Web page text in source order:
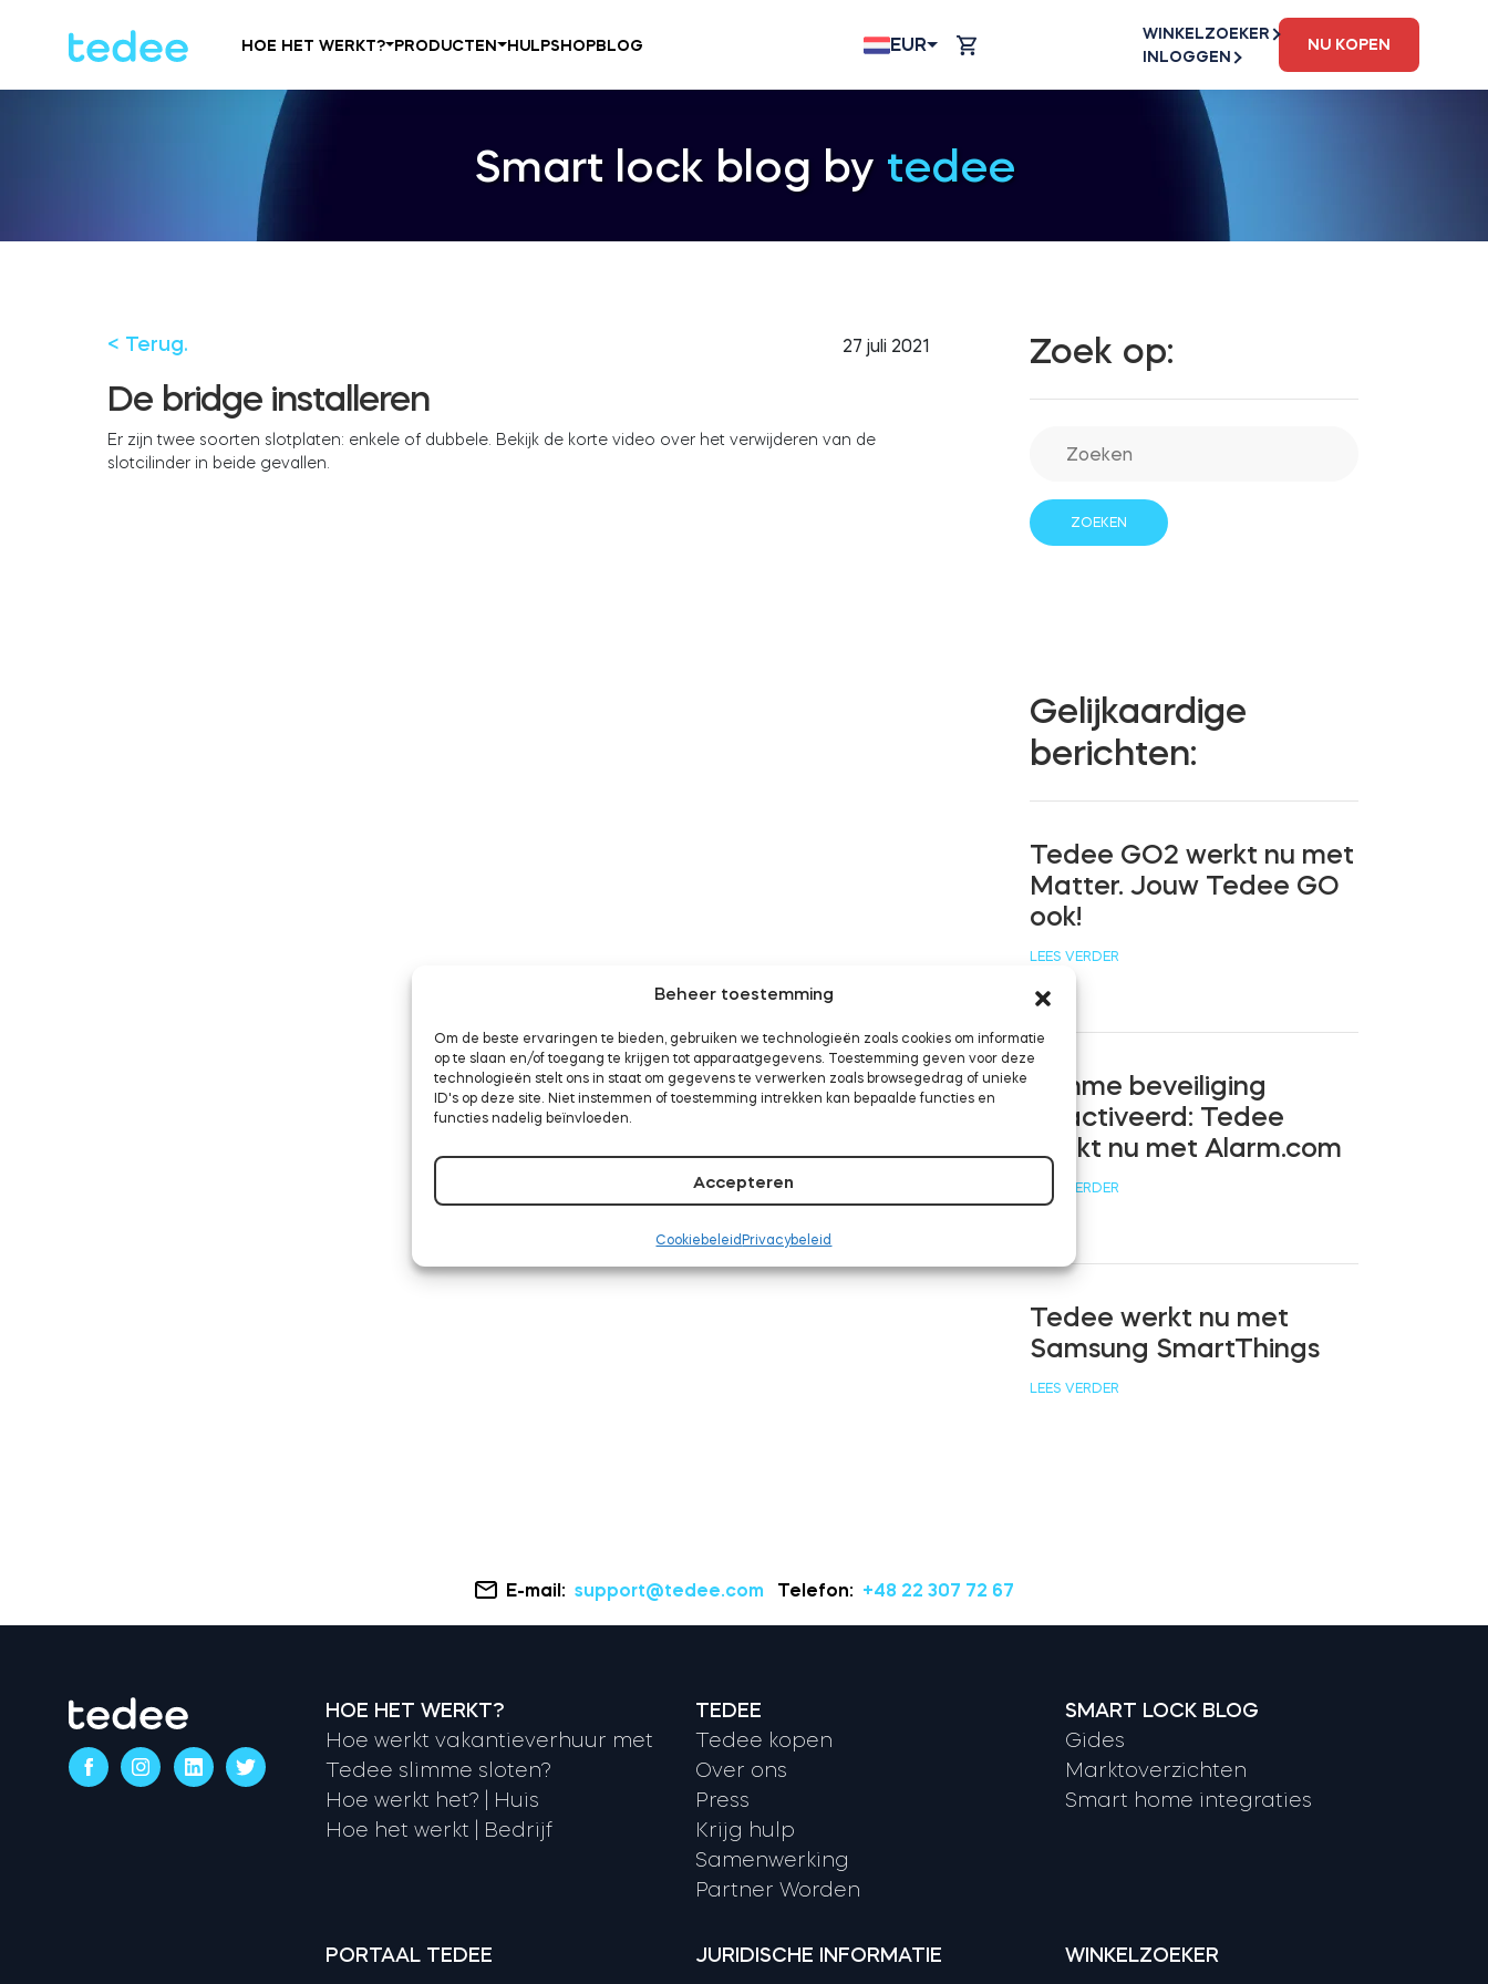
Beheer toestemming
Om de beste ervaringen te bieden, gebruiken we technologieën zoals cookies om informatie
op te slaan en/of toegang te krijgen tot apparaatgegevens. Toestemming geven voor deze
technologieën stelt ons in staat om gegevens te verwerken zoals browsegedrag of unieke
ID's op deze site. Niet instemmen of toestemming intrekken kan bepaalde functies en
functies nadelig beïnvloeden.
Accepteren
Cookiebeleid Privacybeleid
HOE HET WERKT? PRODUCTEN HULPSHOPBLOG EUR
WINKELZOEKER
INLOGGEN
NU KOPEN
Smart lock blog by tedee
< Terug. 27 juli 2021
De bridge installeren
Er zijn twee soorten slotplaten: enkele of dubbele. Bekijk de korte video over het verwijderen van de
slotcilinder in beide gevallen.
Zoek op:
Gelijkaardige
berichten:
Tedee GO2 werkt nu met
Matter. Jouw Tedee GO
ook!
LEES VERDER
Slimme beveiliging
geactiveerd: Tedee
werkt nu met Alarm.com
LEES VERDER
Tedee werkt nu met
Samsung SmartThings
LEES VERDER
E-mail: support@tedee.com Telefon: +48 22 307 72 67
HOE HET WERKT?
Hoe werkt vakantieverhuur met
Tedee slimme sloten?
Hoe werkt het? | Huis
Hoe het werkt | Bedrijf
TEDEE
Tedee kopen
Over ons
Press
Krijg hulp
Samenwerking
Partner Worden
SMART LOCK BLOG
Gides
Marktoverzichten
Smart home integraties
PORTAAL TEDEE JURIDISCHE INFORMATIE WINKELZOEKER